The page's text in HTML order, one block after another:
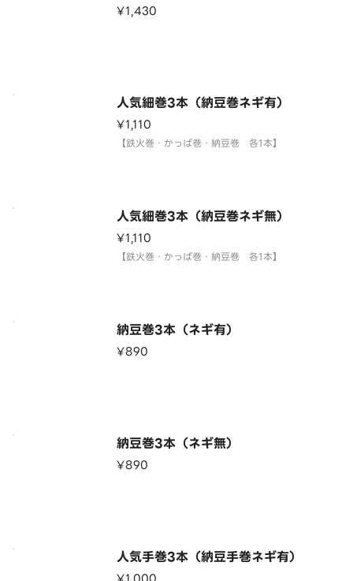
¥1,430
人気細巻3本（納豆巻ネギ有）
¥1,110
【鉄火巻・かっぱ巻・納豆巻 各1本】
人気細巻3本（納豆巻ネギ無）
¥1,110
【鉄火巻・かっぱ巻・納豆巻 各1本】
納豆巻3本（ネギ有）
¥890
納豆巻3本（ネギ無）
¥890
人気手巻3本（納豆手巻ネギ有）